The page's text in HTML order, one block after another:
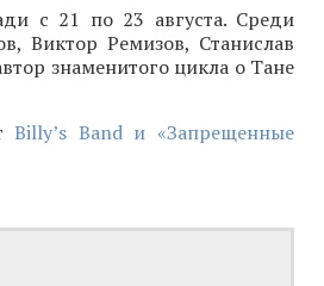
с 21 по 23 августа. Среди
Виктор Ремизов, Станислав
знаменитого цикла о Тане
Billy’s Band и «Запрещенные